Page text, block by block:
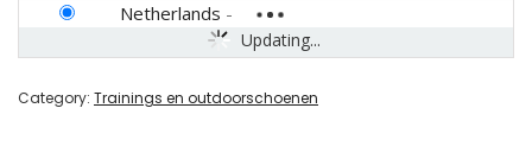
Updating...
Netherlands -
Category: Trainings en outdoorschoenen